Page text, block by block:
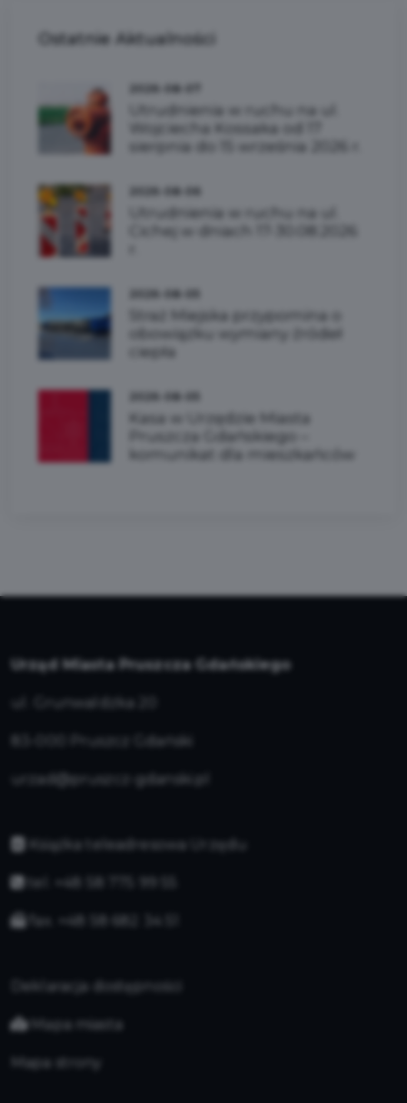
Ostatnie Aktualności
2026-08-07
Utrudnienia w ruchu na ul.
Wojciecha Kossaka od 17
sierpnia do 15 września 2026 r.
2026-08-06
Utrudnienia w ruchu na ul.
Cichej w dniach 17-30.08.2026
2026-08-05
Straż Miejska przypomina o
obowiązku wymiany źródeł
ciepła
2026-08-05
Kasa w Urzędzie Miasta
Pruszcza Gdańskiego –
komunikat dla mieszkańców
Urząd Miasta Pruszcza Gdańskiego
ul. Grunwaldzka 20
83-000 Pruszcz Gdański
urzad@pruszcz-gdanski.pl
Książka teleadresowa Urzędu
tel. +48 58 775 99 55
fax. +48 58 682 34 51
Deklaracja dostępności
Mapa miasta
Mapa strony